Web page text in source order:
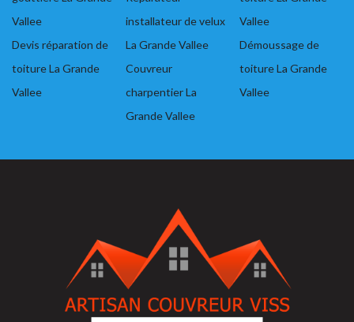
Vallee
Devis réparation de
toiture La Grande
Vallee
installateur de velux
La Grande Vallee
Couvreur
charpentier La
Grande Vallee
Vallee
Démoussage de
toiture La Grande
Vallee